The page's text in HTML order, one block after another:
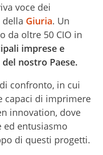
voce dei
Giuria. Un
da oltre 50 CIO in
imprese e
nostro Paese.
confronto, in cui
capaci di imprimere
innovation, dove
ed entusiasmo
di questi progetti.